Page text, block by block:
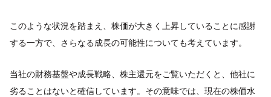
このような状況を踏まえ、株価が大きく上昇していることに感謝
する一方で、さらなる成長の可能性についても考えています。
当社の財務基盤や成長戦略、株主還元をご覧いただくと、他社に
劣ることはないと確信しています。その意味では、現在の株価水